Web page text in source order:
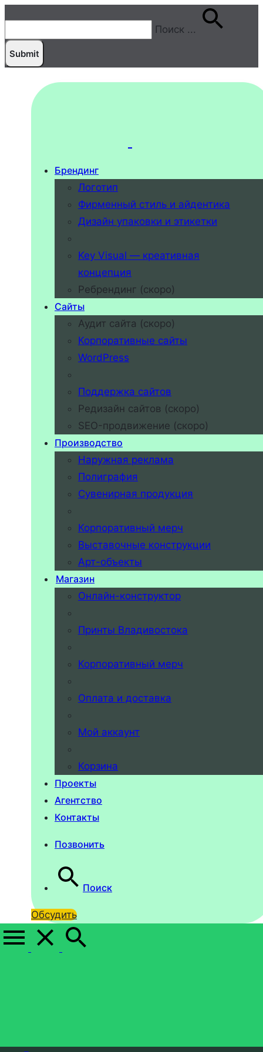
Поиск ...
Брендинг
Логотип
Фирменный стиль и айдентика
Дизайн упаковки и этикетки
Key Visual — креативная
концепция
Ребрендинг (скоро)
Сайты
Аудит сайта (скоро)
Корпоративные сайты
WordPress
Поддержка сайтов
Редизайн сайтов (скоро)
SEO-продвижение (скоро)
Производство
Наружная реклама
Полиграфия
Сувенирная продукция
Корпоративный мерч
Выставочные конструкции
Арт-объекты
Магазин
Онлайн-конструктор
Принты Владивостока
Корпоративный мерч
Оплата и доставка
Мой аккаунт
Корзина
Проекты
Агентство
Контакты
Позвонить
Поиск
Обсудить